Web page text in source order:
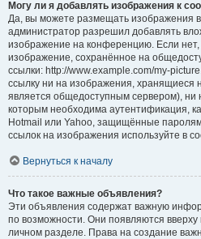
Могу ли я добавлять изображения к
Да, вы можете размещать изображения
администратор разрешил добавлять
изображение на конференцию. Если
изображение, сохранённое на
ссылки: http://www.example.com/my-
ссылку ни на изображения, хранящиеся
является общедоступным сервером), ни
которым необходима аутентификация,
Hotmail или Yahoo, защищённые
ссылок на изображения используйте в
Вернуться к началу
Что такое важные объявления?
Эти объявления содержат важную
по возможности. Они появляются
личном разделе. Права на создание